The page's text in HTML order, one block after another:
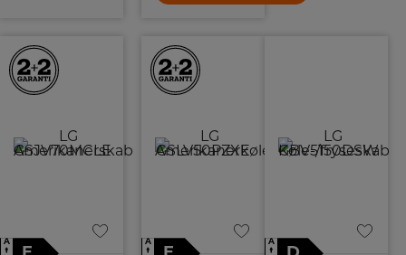
A
↑
A
↑
A
↑